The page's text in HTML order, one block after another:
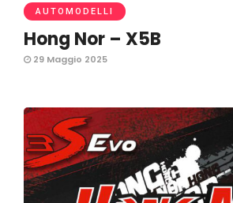
AUTOMODELLI
Hong Nor – X5B
29 Maggio 2025